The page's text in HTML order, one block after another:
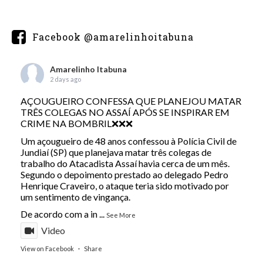
Facebook @amarelinhoitabuna
Amarelinho Itabuna
2 days ago
AÇOUGUEIRO CONFESSA QUE PLANEJOU MATAR
TRÊS COLEGAS NO ASSAÍ APÓS SE INSPIRAR EM
CRIME NA BOMBRIL❌❌❌
Um açougueiro de 48 anos confessou à Polícia Civil de
Jundiaí (SP) que planejava matar três colegas de
trabalho do Atacadista Assaí havia cerca de um mês.
Segundo o depoimento prestado ao delegado Pedro
Henrique Craveiro, o ataque teria sido motivado por
um sentimento de vingança.
De acordo com a in... See More
Video
View on Facebook · Share